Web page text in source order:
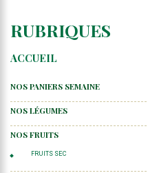
RUBRIQUES
ACCUEIL
NOS PANIERS SEMAINE
NOS LÉGUMES
NOS FRUITS
FRUITS SEC